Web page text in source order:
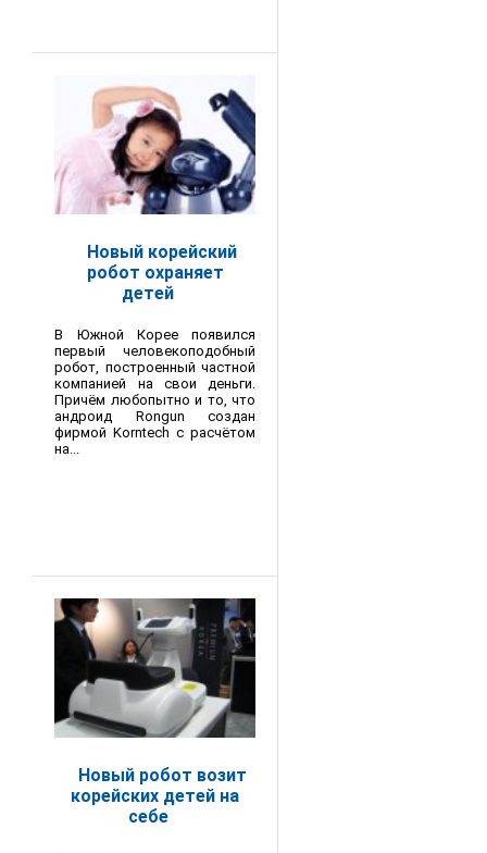
Новый корейский
робот охраняет
детей
В Южной Корее появился
первый человекоподобный
робот, построенный частной
компанией на свои деньги.
Причём любопытно и то, что
андроид Rongun создан
фирмой Korntech с расчётом
на...
Новый робот возит
корейских детей на
себе